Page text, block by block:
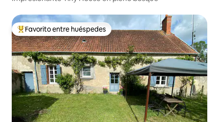
Favorito entre huéspedes preferido
Favorito entre huéspedes